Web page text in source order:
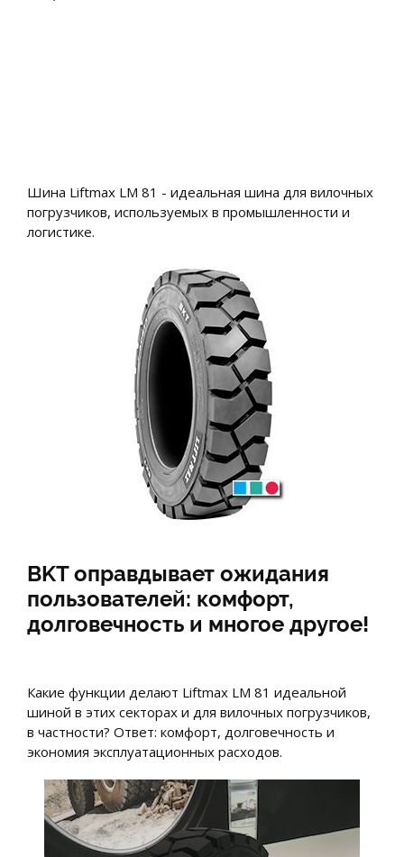
Шина Liftmax LM 81 - идеальная шина для вилочных
погрузчиков, используемых в промышленности и
логистике.
BKT оправдывает ожидания
пользователей: комфорт,
долговечность и многое другое!
Какие функции делают Liftmax LM 81 идеальной
шиной в этих секторах и для вилочных погрузчиков,
в частности? Ответ: комфорт, долговечность и
экономия эксплуатационных расходов.